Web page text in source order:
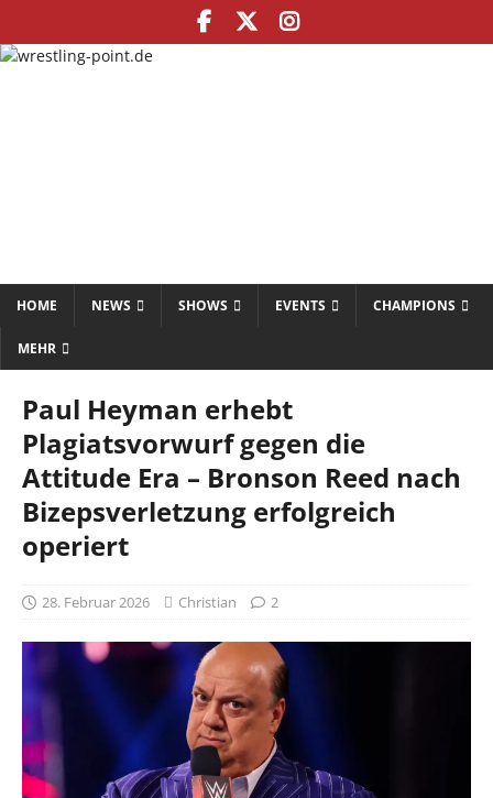
HOME NEWS SHOWS EVENTS CHAMPIONS
MEHR
Paul Heyman erhebt
Plagiatsvorwurf gegen die
Attitude Era – Bronson Reed nach
Bizepsverletzung erfolgreich
operiert
28. Februar 2026 Christian 2